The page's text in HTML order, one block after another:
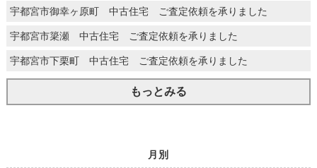
宇都宮市御幸ヶ原町 中古住宅 ご査定依頼を承りました
宇都宮市簗瀬 中古住宅 ご査定依頼を承りました
宇都宮市下栗町 中古住宅 ご査定依頼を承りました
もっとみる
月別